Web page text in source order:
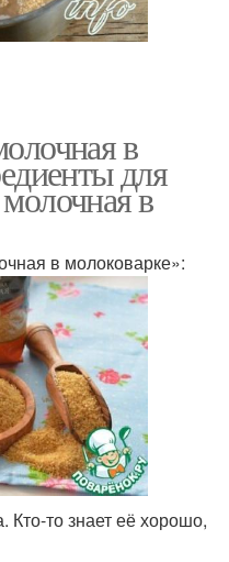
в
для
в
в молоковарке»:
Кто-то знает её хорошо,